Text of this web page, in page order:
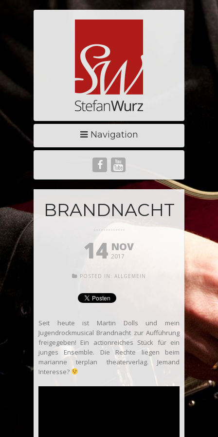
Navigation
BRANDNACHT
14 NOV
2017
POSTED IN: ALLGEMEIN
Seit heute ist Martin Dolls und mein
Jugendrockmusical Brandnacht zur Aufführung
freigegeben! Ein actionreiches Stück für ein
junges Ensemble. Die Rechte liegen beim
marianne terplan theaterverlag. Jemand
Interesse?